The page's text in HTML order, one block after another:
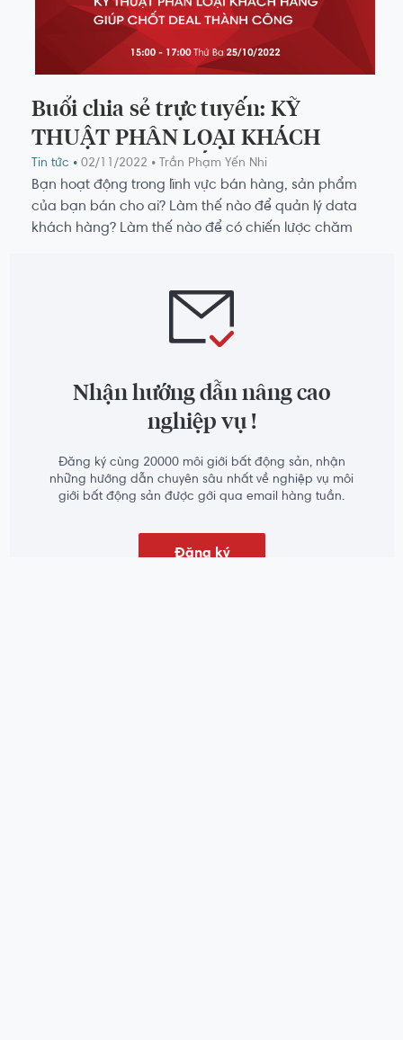
Buổi chia sẻ trực tuyến: KỸ
THUẬT PHÂN LOẠI KHÁCH
HÀNG GIÚP CHỐT DEAL
THÀNH CÔNG THÁNG 10/2022
Tin tức • 02/11/2022 • Trần Phạm Yến Nhi
Bạn hoạt động trong lĩnh vực bán hàng, sản phẩm
của bạn bán cho ai? Làm thế nào để quản lý data
khách hàng? Làm thế nào để có chiến lược chăm
Nhận hướng dẫn nâng cao
nghiệp vụ !
Đăng ký cùng 20000 môi giới bất động sản, nhận
những hướng dẫn chuyên sâu nhất về nghiệp vụ môi
giới bất động sản được gởi qua email hàng tuần.
Đăng ký